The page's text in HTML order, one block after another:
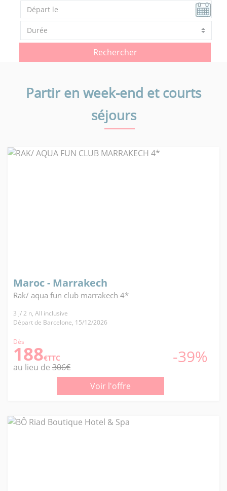
Rechercher
Partir en week-end et courts
séjours
Maroc - Marrakech
Rak/ aqua fun club marrakech 4*
3 j/ 2 n, All inclusive
Départ de Barcelone, 15/12/2026
Dès
188€TTC -39%
au lieu de 306€
Voir l'offre